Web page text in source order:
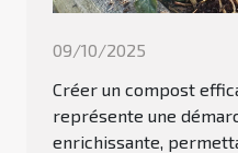
09/10/2025
Créer un compost
représente une
enrichissante,